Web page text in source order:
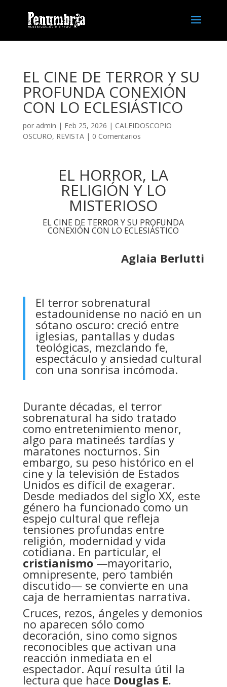
EL CINE DE TERROR Y SU
PROFUNDA CONEXIÓN
CON LO ECLESIÁSTICO
por admin | Feb 25, 2026 | CALEIDOSCOPIO
OSCURO, REVISTA| 0 Comentarios
EL HORROR, LA
RELIGIÓN Y LO
MISTERIOSO
EL CINE DE TERROR Y SU PROFUNDA
CONEXIÓN CON LO ECLESIÁSTICO
Aglaia Berlutti
El terror sobrenatural
estadounidense no nació en un
sótano oscuro: creció entre
iglesias, pantallas y dudas
teológicas, mezclando fe,
espectáculo y ansiedad cultural
con una sonrisa incómoda.
Durante décadas, el terror
sobrenatural ha sido tratado
como entretenimiento menor,
algo para matineés tardías y
maratones nocturnos. Sin
embargo, su peso histórico en el
cine y la televisión de Estados
Unidos es difícil de exagerar.
Desde mediados del siglo XX, este
género ha funcionado como un
espejo cultural que refleja
tensiones profundas entre
religión, modernidad y vida
cotidiana. En particular, el
cristianismo—mayoritario,
omnipresente, pero también
discutido— se convierte en una
caja de herramientas narrativa.
Cruces, rezos, ángeles y demonios
no aparecen sólo como
decoración, sino como signos
reconocibles que activan una
reacción inmediata en el
espectador. Aquí resulta útil la
lectura que hace Douglas E.